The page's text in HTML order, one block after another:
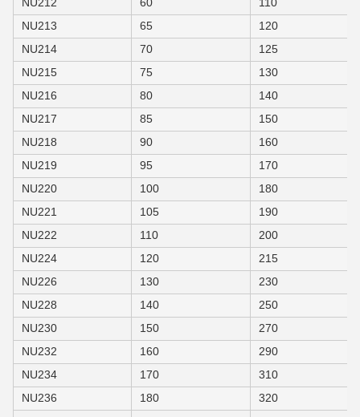
NU213
65
120
NU214
70
125
NU215
75
130
NU216
80
140
NU217
85
150
NU218
90
160
NU219
95
170
NU220
100
180
NU221
105
190
NU222
110
200
NU224
120
215
NU226
130
230
NU228
140
250
NU230
150
270
NU232
160
290
NU234
170
310
NU236
180
320